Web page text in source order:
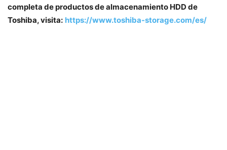
completa de productos de almacenamiento HDD de
Toshiba, visita: https://www.toshiba-storage.com/es/